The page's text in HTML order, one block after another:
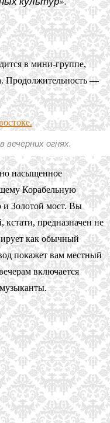
в мини-группе,
Продолжительность —
вечерних огнях.
насыщенное
Корабельную
и Золотой мост. Вы
кстати, предназначен не
как обычный
покажет вам местный
включается